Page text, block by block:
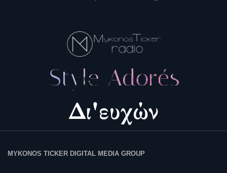
MYKONOS TICKER DIGITAL MEDIA GROUP